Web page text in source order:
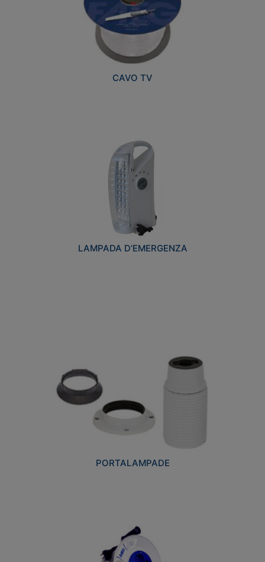
CAVO TV
LAMPADA D’EMERGENZA
PORTALAMPADE